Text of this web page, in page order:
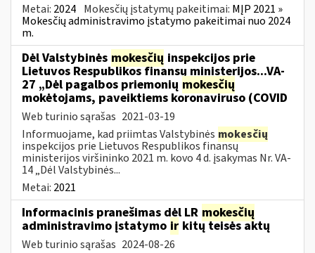
Metai: 2024 Mokesčių įstatymų pakeitimai: MĮP 2021 »
Mokesčių administravimo įstatymo pakeitimai nuo 2024
m.
Dėl Valstybinės mokesčių inspekcijos prie
Lietuvos Respublikos finansų ministerijos...VA-
27 „Dėl pagalbos priemonių mokesčių
mokėtojams, paveiktiems koronaviruso (COVID
Web turinio sąrašas 2021-03-19
Informuojame, kad priimtas Valstybinės mokesčių
inspekcijos prie Lietuvos Respublikos finansų
ministerijos viršininko 2021 m. kovo 4 d. įsakymas Nr. VA-
14 „Dėl Valstybinės...
Metai: 2021
Informacinis pranešimas dėl LR mokesčių
administravimo įstatymo ir kitų teisės aktų
Web turinio sąrašas 2024-08-26